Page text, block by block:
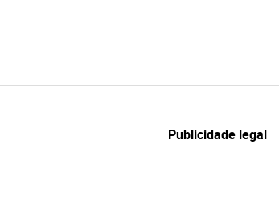
Publicidade legal